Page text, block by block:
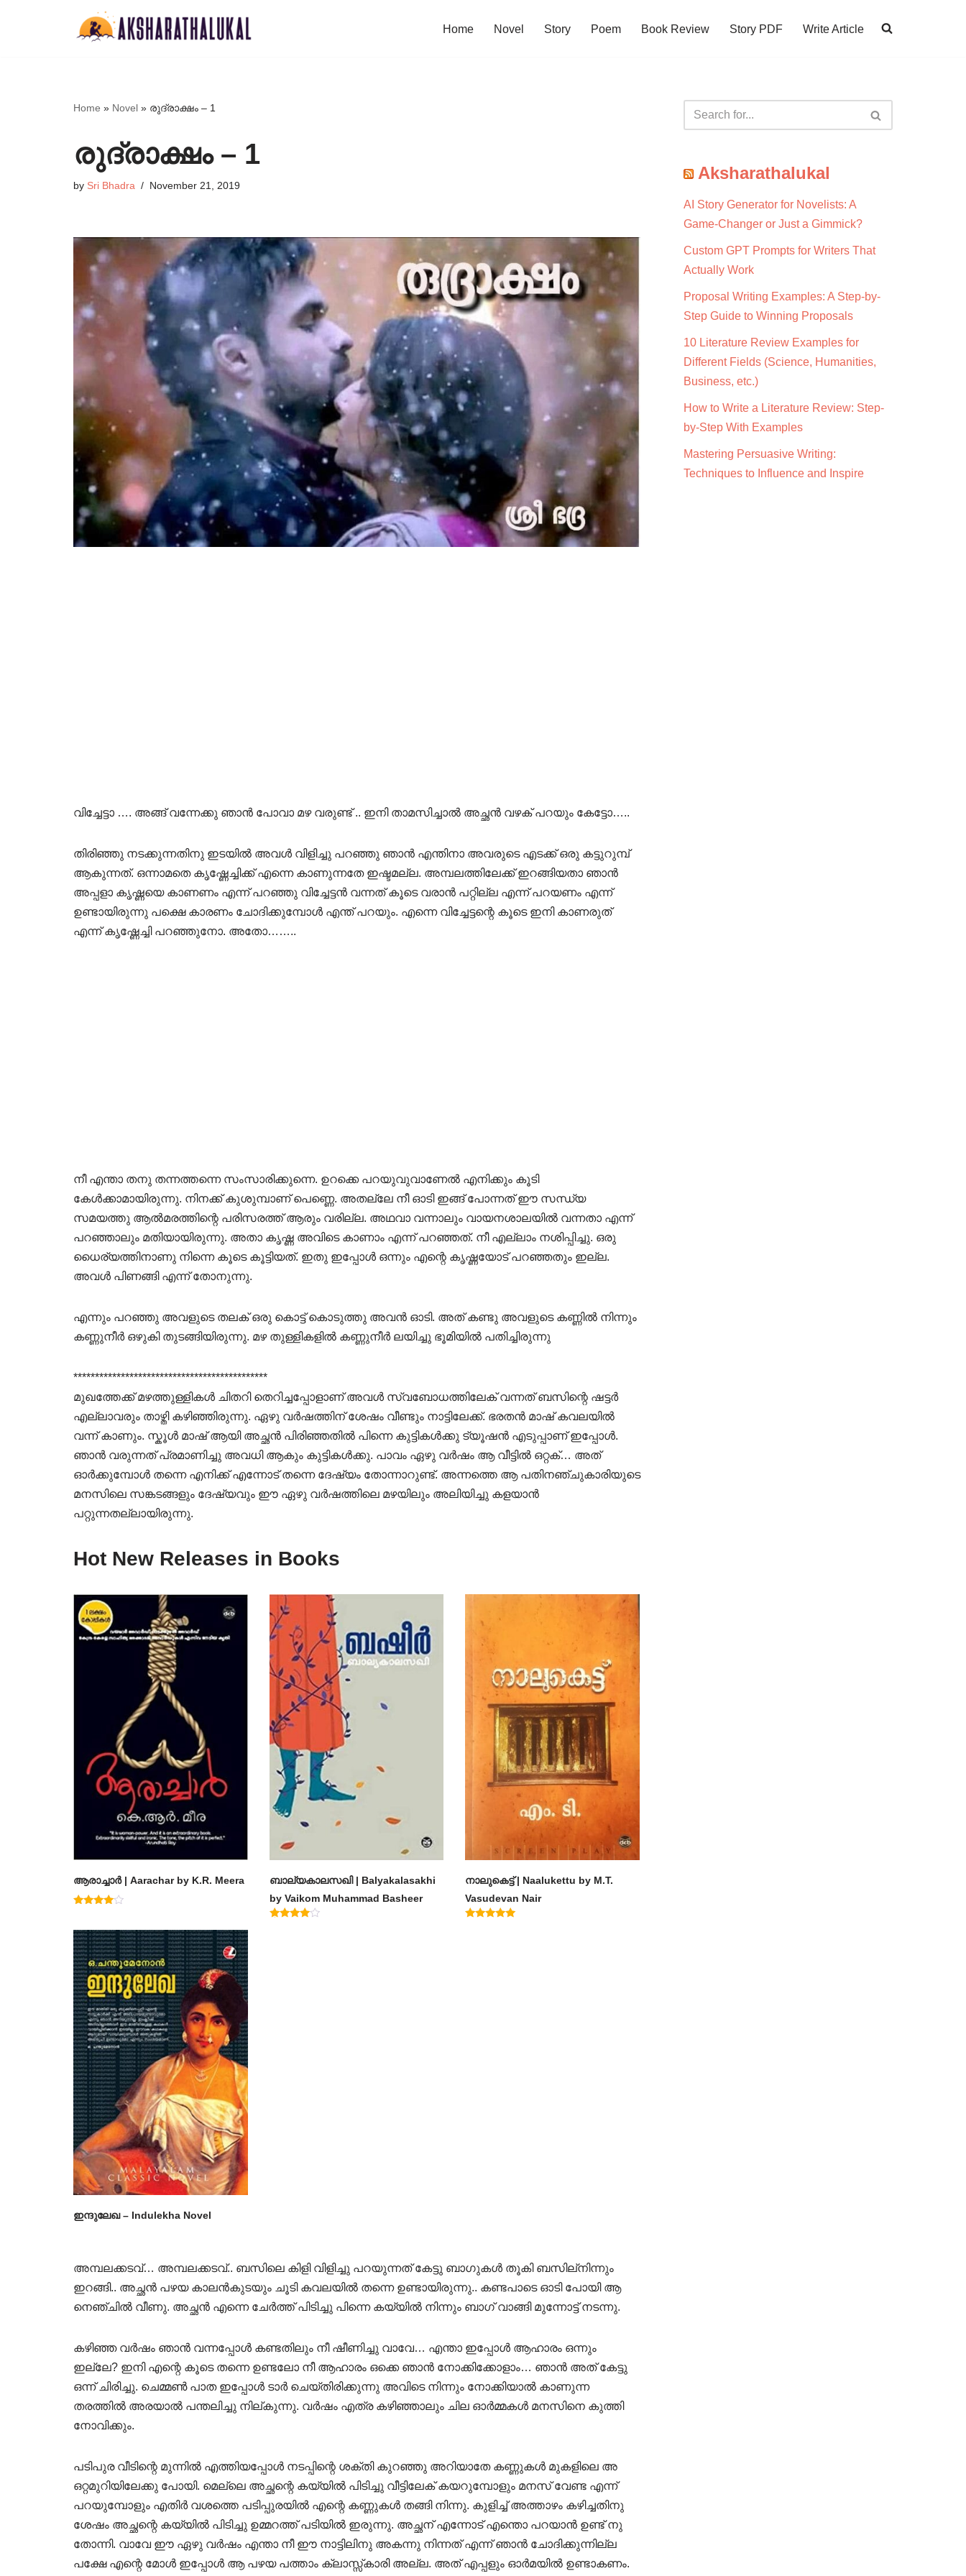
Home Novel Story Poem Book Review Story PDF Write Article
Home » Novel » രുദ്രാക്ഷം – 1
രുദ്രാക്ഷം – 1
by Sri Bhadra November 21, 2019
വിച്ചേട്ടാ …. അങ്ങ് വന്നേക്കു ഞാൻ പോവാ മഴ വരുണ്ട് .. ഇനി താമസിച്ചാൽ അച്ഛൻ വഴക് പറയും കേട്ടോ…..
തിരിഞ്ഞു നടക്കുന്നതിനു ഇടയിൽ അവൾ വിളിച്ചു പറഞ്ഞു ഞാൻ എന്തിനാ അവരുടെ എടക്ക് ഒരു കട്ടുറുമ്പ്
ആകുന്നത്. ഒന്നാമതെ കൃഷ്ണേച്ചിക്ക് എന്നെ കാണുന്നതേ ഇഷ്ടമല്ല. അമ്പലത്തിലേക്ക് ഇറങ്ങിയതാ ഞാൻ
അപ്പളാ കൃഷ്ണയെ കാണണം എന്ന് പറഞ്ഞു വിച്ചേട്ടൻ വന്നത് കൂടെ വരാൻ പറ്റില്ല എന്ന് പറയണം എന്ന്
ഉണ്ടായിരുന്നു പക്ഷെ കാരണം ചോദിക്കുമ്പോൾ എന്ത്‌ പറയും. എന്നെ വിച്ചേട്ടന്റെ കൂടെ ഇനി കാണരുത്
എന്ന് കൃഷ്ണേച്ചി പറഞ്ഞുനോ. അതോ……..
നീ എന്താ തനു തന്നത്തന്നെ സംസാരിക്കുന്നെ. ഉറക്കെ പറയുവുവാണേൽ എനിക്കും കൂടി
കേൾക്കാമായിരുന്നു. നിനക്ക് കുശുമ്പാണ് പെണ്ണെ. അതല്ലേ നീ ഓടി ഇങ്ങ് പോന്നത് ഈ സന്ധ്യ
സമയത്തു ആൽമരത്തിന്റെ പരിസരത്ത് ആരും വരില്ല. അഥവാ വന്നാലും വായനശാലയിൽ വന്നതാ എന്ന്
പറഞ്ഞാലും മതിയായിരുന്നു. അതാ കൃഷ്ണ അവിടെ കാണാം എന്ന് പറഞ്ഞത്. നീ എല്ലാം നശിപ്പിച്ചു. ഒരു
ധൈര്യത്തിനാണു നിന്നെ കൂടെ കൂട്ടിയത്. ഇതു ഇപ്പോൾ ഒന്നും എന്റെ കൃഷ്ണയോട് പറഞ്ഞതും ഇല്ല.
അവൾ പിണങ്ങി എന്ന് തോനുന്നു.
എന്നും പറഞ്ഞു അവളുടെ തലക് ഒരു കൊട്ട് കൊടുത്തു അവൻ ഓടി. അത് കണ്ടു അവളുടെ കണ്ണിൽ നിന്നും
കണ്ണുനീർ ഒഴുകി തുടങ്ങിയിരുന്നു. മഴ തുള്ളികളിൽ കണ്ണുനീർ ലയിച്ചു ഭൂമിയിൽ പതിച്ചിരുന്നു
*********************************************
മുഖത്തേക്ക് മഴത്തുള്ളികൾ ചിതറി തെറിച്ചപ്പോളാണ് അവൾ സ്വബോധത്തിലേക് വന്നത് ബസിന്റെ ഷട്ടർ
എല്ലാവരും താഴ്തി കഴിഞ്ഞിരുന്നു. ഏഴു വർഷത്തിന് ശേഷം വീണ്ടും നാട്ടിലേക്ക്. ഭരതൻ മാഷ് കവലയിൽ
വന്ന് കാണും. സ്കൂൾ മാഷ് ആയി അച്ഛൻ പിരിഞ്ഞതിൽ പിന്നെ കുട്ടികൾക്കു ട്യൂഷൻ എടുപ്പാണ് ഇപ്പോൾ.
ഞാൻ വരുന്നത് പ്രമാണിച്ചു അവധി ആകും കുട്ടികൾക്കു. പാവം ഏഴു വർഷം ആ വീട്ടിൽ ഒറ്റക്… അത്
ഓർക്കുമ്പോൾ തന്നെ എനിക്ക് എന്നോട് തന്നെ ദേഷ്യം തോന്നാറുണ്ട്. അന്നത്തെ ആ പതിനഞ്ചുകാരിയുടെ
മനസിലെ സങ്കടങ്ങളും ദേഷ്യവും ഈ ഏഴു വർഷത്തിലെ മഴയിലും അലിയിച്ചു കളയാൻ
പറ്റുന്നതല്ലായിരുന്നു.
Hot New Releases in Books
ആരാച്ചാര്‍ | Aarachar by K.R. Meera
out of 5
ബാല്യകാലസഖി | Balyakalasakhi
by Vaikom Muhammad Basheer
നാലുകെട്ട് | Naalukettu by M.T.
Vasudevan Nair
ഇന്ദുലേഖ – Indulekha Novel
അമ്പലക്കടവ്… അമ്പലക്കടവ്.. ബസിലെ കിളി വിളിച്ചു പറയുന്നത് കേട്ടു ബാഗുകൾ തൂകി ബസില്നിന്നും
ഇറങ്ങി.. അച്ഛൻ പഴയ കാലൻകുടയും ചൂടി കവലയിൽ തന്നെ ഉണ്ടായിരുന്നു.. കണ്ടപാടെ ഓടി പോയി ആ
നെഞ്ചിൽ വീണു. അച്ഛൻ എന്നെ ചേർത്ത് പിടിച്ചു പിന്നെ കയ്യിൽ നിന്നും ബാഗ് വാങ്ങി മുന്നോട്ട് നടന്നു.
കഴിഞ്ഞ വർഷം ഞാൻ വന്നപ്പോൾ കണ്ടതിലും നീ ഷീണിച്ചു വാവേ… എന്താ ഇപ്പോൾ ആഹാരം ഒന്നും
ഇല്ലേ? ഇനി എന്റെ കൂടെ തന്നെ ഉണ്ടലോ നീ ആഹാരം ഒക്കെ ഞാൻ നോക്കിക്കോളാം… ഞാൻ അത് കേട്ടു
ഒന്ന് ചിരിച്ചു. ചെമ്മൺ പാത ഇപ്പോൾ ടാർ ചെയ്തിരിക്കുന്നു അവിടെ നിന്നും നോക്കിയാൽ കാണുന്ന
തരത്തിൽ അരയാൽ പന്തലിച്ചു നില്കുന്നു. വർഷം എത്ര കഴിഞ്ഞാലും ചില ഓർമ്മകൾ മനസിനെ കുത്തി
നോവിക്കും.
പടിപുര വീടിന്റെ മുന്നിൽ എത്തിയപ്പോൾ നടപ്പിന്റെ ശക്തി കുറഞ്ഞു അറിയാതേ കണ്ണുകൾ മുകളിലെ അ
ഒറ്റമുറിയിലേക്കു പോയി. മെല്ലെ അച്ഛന്റെ കയ്യിൽ പിടിച്ചു വീട്ടിലേക് കയറുമ്പോളും മനസ് വേണ്ട എന്ന്
പറയുമ്പോളും എതിർ വശത്തെ പടിപ്പുരയിൽ എന്റെ കണ്ണുകൾ തങ്ങി നിന്നു. കുളിച്ച് അത്താഴം കഴിച്ചതിനു
ശേഷം അച്ഛന്റെ കയ്യിൽ പിടിച്ചു ഉമ്മറത്ത് പടിയിൽ ഇരുന്നു. അച്ഛന് എന്നോട് എന്തൊ പറയാൻ ഉണ്ട് നു
തോന്നി. വാവേ ഈ ഏഴു വർഷം എന്താ നീ ഈ നാട്ടിലിനു അകന്നു നിന്നത് എന്ന് ഞാൻ ചോദിക്കുന്നില്ല
പക്ഷേ എന്റെ മോൾ ഇപ്പോൾ ആ പഴയ പത്താം ക്ലാസ്സ്‌കാരി അല്ല. അത് എപ്പളും ഓർമയിൽ ഉണ്ടാകണം.
Aksharathalukal
AI Story Generator for Novelists: A
Game-Changer or Just a Gimmick?
Custom GPT Prompts for Writers That
Actually Work
Proposal Writing Examples: A Step-by-
Step Guide to Winning Proposals
10 Literature Review Examples for
Different Fields (Science, Humanities,
Business, etc.)
How to Write a Literature Review: Step-
by-Step With Examples
Mastering Persuasive Writing:
Techniques to Influence and Inspire